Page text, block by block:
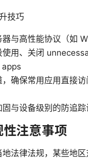
技巧
与高性能协议（如
使用、关闭
，确保常用应用直接
与设备级别的防追踪
注意事项
法律法规，某些地